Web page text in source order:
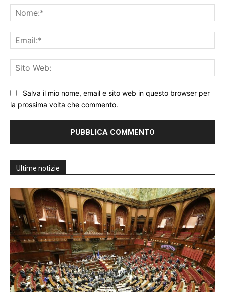
Salva il mio nome, email e sito web in questo browser per
la prossima volta che commento.
Ultime notizie